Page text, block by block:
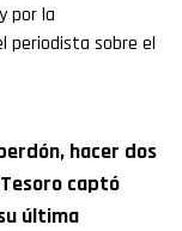
y por la
periodista sobre el
hacer dos
captó
última